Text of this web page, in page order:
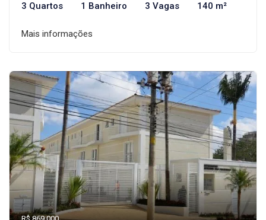
3 Quartos 1 Banheiro 3 Vagas 140 m²
Mais informações